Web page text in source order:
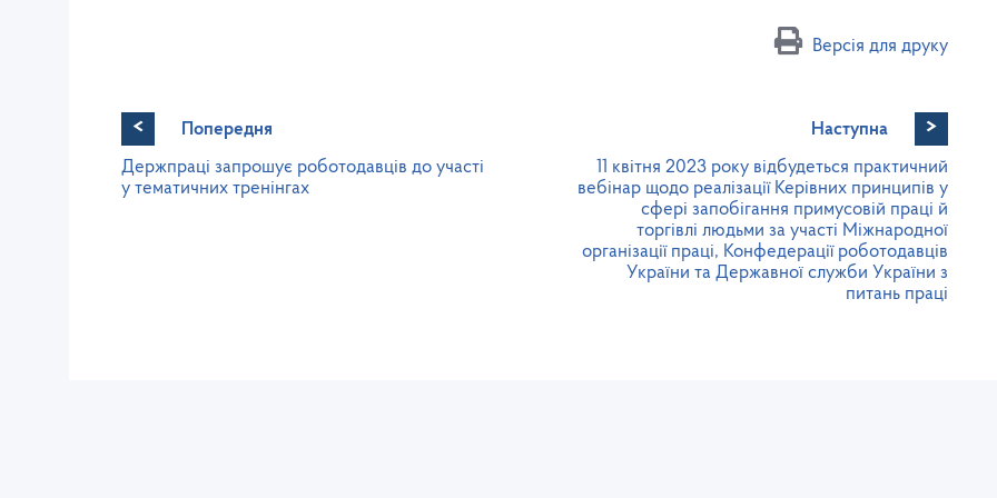
Версія для друку
<
Попередня
Держпраці запрошує роботодавців до участі
у тематичних тренінгах
Наступна >
11 квітня 2023 року відбудеться практичний
вебінар щодо реалізації Керівних принципів у
сфері запобігання примусовій праці й
торгівлі людьми за участі Міжнародної
організації праці, Конфедерації роботодавців
України та Державної служби України з
питань праці